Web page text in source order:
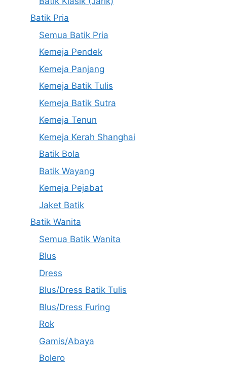
Batik Pria
Semua Batik Pria
Kemeja Pendek
Kemeja Panjang
Kemeja Batik Tulis
Kemeja Batik Sutra
Kemeja Tenun
Kemeja Kerah Shanghai
Batik Bola
Batik Wayang
Kemeja Pejabat
Jaket Batik
Batik Wanita
Semua Batik Wanita
Blus
Dress
Blus/Dress Batik Tulis
Blus/Dress Furing
Rok
Gamis/Abaya
Bolero